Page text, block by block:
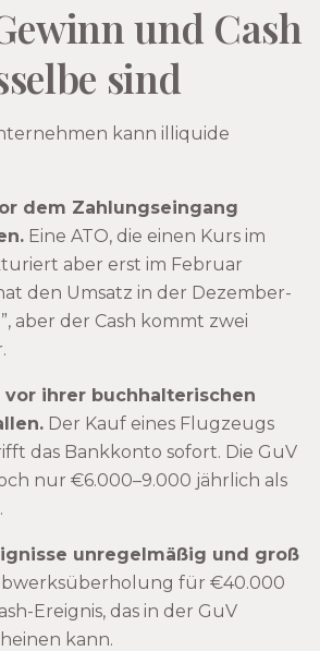
und Cash
sind
kann illiquide
dem Zahlungseingang
Eine ATO, die einen Kurs im
aber erst im Februar
den Umsatz in der Dezember-
aber der Cash kommt zwei
ihrer buchhalterischen
Der Kauf eines Flugzeugs
das Bankkonto sofort. Die GuV
nur €6.000–9.000 jährlich als
unregelmäßig und groß
für €40.000
Ereignis, das in der GuV
kann.